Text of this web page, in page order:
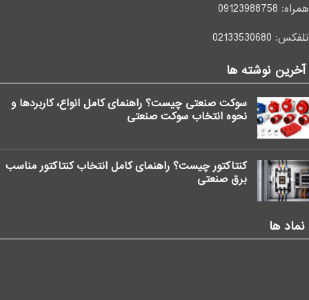
همراه: 09123988758
تلفکس: 02133530680
آخرین نوشته ها
سوکت صنعتی چیست؟ راهنمای کامل انواع، کاربردها و
نحوه انتخاب سوکت صنعتی
کنتاکتور چیست؟ راهنمای کامل انتخاب کنتاکتور مناسب
برق صنعتی
نماد ها